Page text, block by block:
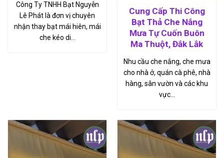
Công Ty TNHH Bạt Nguyễn
Lê Phát là đơn vị chuyên
nhận thay bạt mái hiên, mái
che kéo di…
Cung Cấp Thi Công
Bạt Thả Che Nắng
Mưa Tự Cuốn Buôn
Ma Thuột, Đắk Lắk
Nhu cầu che nắng, che mưa
cho nhà ở, quán cà phê, nhà
hàng, sân vườn và các khu
vực…